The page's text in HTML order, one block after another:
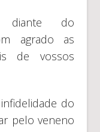
diante do
agrado as
de vossos
do
pelo veneno